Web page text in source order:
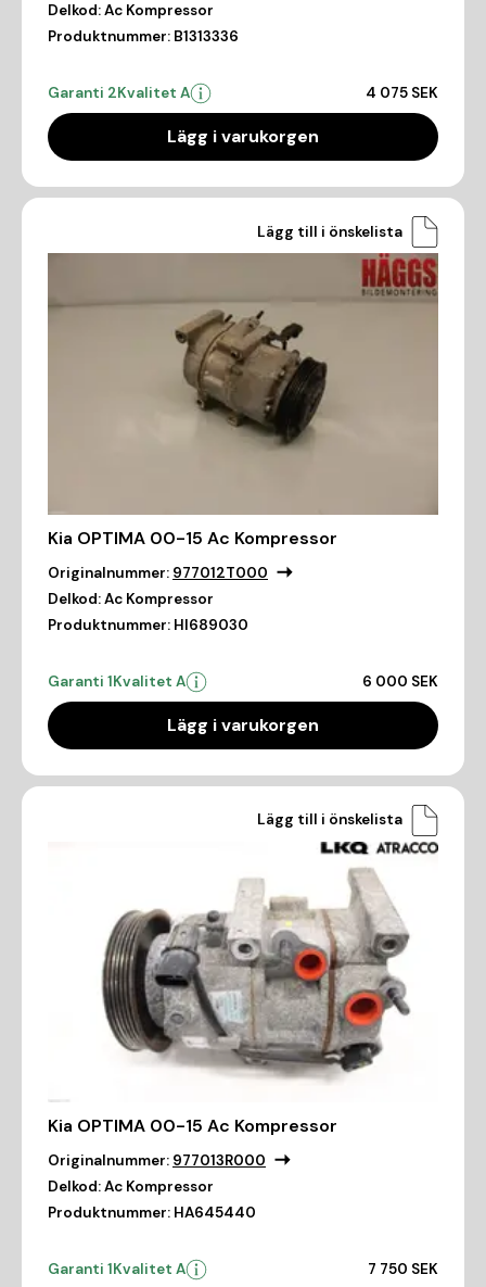
Delkod:Ac Kompressor
Produktnummer: B1313336
Garanti 2Kvalitet A 4 075 SEK
Lägg i varukorgen
Lägg till i önskelista
Kia OPTIMA 00-15 Ac Kompressor
Originalnummer: 977012T000
Delkod:Ac Kompressor
Produktnummer: HI689030
Garanti 1Kvalitet A 6 000 SEK
Lägg i varukorgen
Lägg till i önskelista
Kia OPTIMA 00-15 Ac Kompressor
Originalnummer: 977013R000
Delkod:Ac Kompressor
Produktnummer: HA645440
Garanti 1Kvalitet A 7 750 SEK